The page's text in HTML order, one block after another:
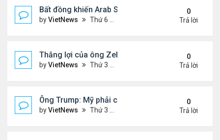
Bất đồng khiến Arab Saudi và UAE từ đồng minh
byVietNews Thứ 6 Tháng 1 02, 2026 5:25 pm
0
Trả lời
Thắng lợi của ông Zelensky khi hội đàm với ông
byVietNews Thứ 3 Tháng 12 30, 2025 4:49 pm
0
Trả lời
Ông Trump: Mỹ phải có được Greenland
byVietNews Thứ 3 Tháng 12 23, 2025 3:11 pm
0
Trả lời